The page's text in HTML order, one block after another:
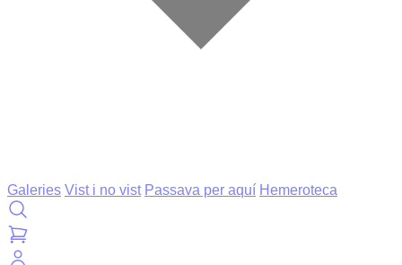
Galeries Vist i no vist Passava per aquí Hemeroteca